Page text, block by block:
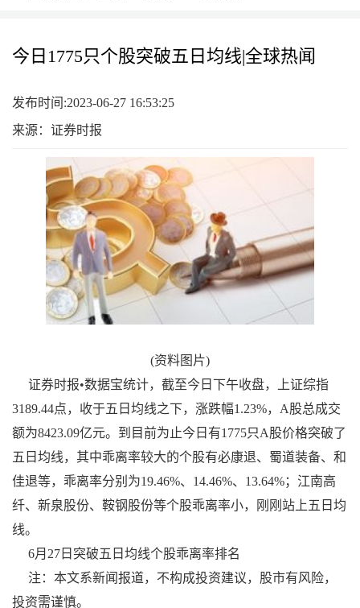
今日1775只个股突破五日均线|全球热闻
发布时间:2023-06-27 16:53:25
来源：证券时报
(资料图片)
证券时报•数据宝统计，截至今日下午收盘，上证综指
3189.44点，收于五日均线之下，涨跌幅1.23%，A股总成交
额为8423.09亿元。到目前为止今日有1775只A股价格突破了
五日均线，其中乖离率较大的个股有必康退、蜀道装备、和
佳退等，乖离率分别为19.46%、14.46%、13.64%；江南高
纤、新泉股份、鞍钢股份等个股乖离率小，刚刚站上五日均
线。
6月27日突破五日均线个股乖离率排名
注：本文系新闻报道，不构成投资建议，股市有风险，
投资需谨慎。